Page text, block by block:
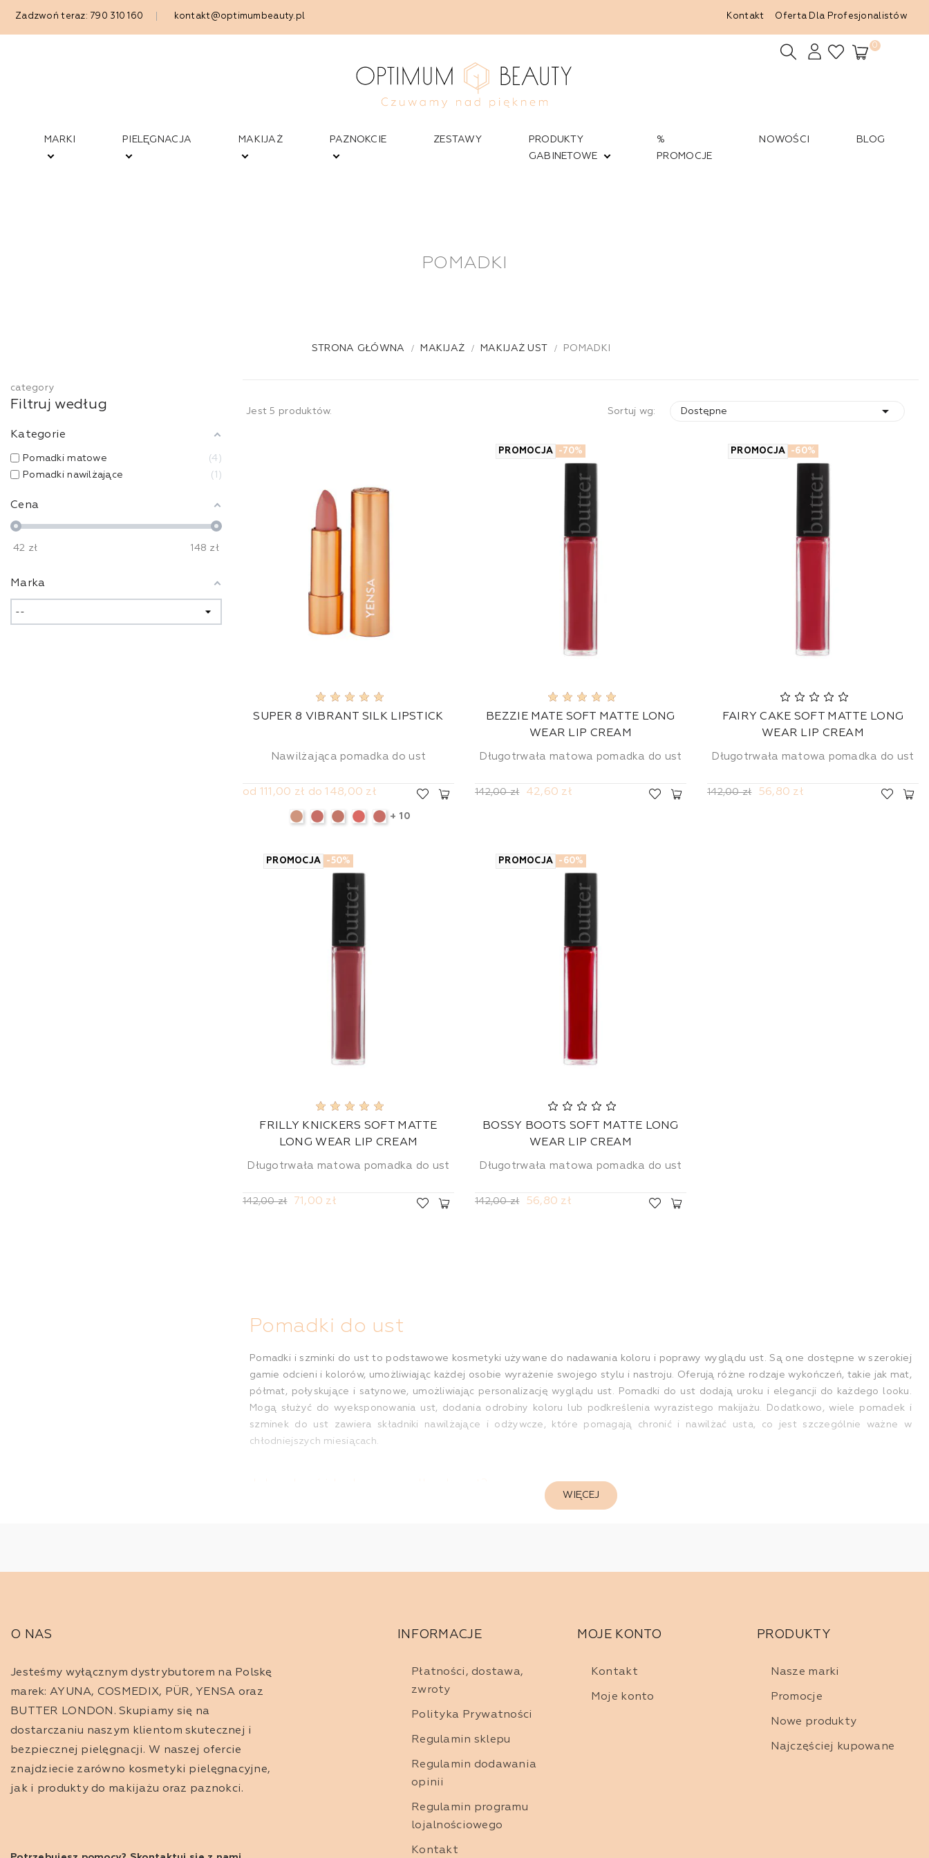
Kontakt Oferta Dla Profesjonalistów
Zadzwoń teraz: 790 310 160 kontakt@optimumbeauty.pl
0
MARKI PIELĘGNACJA MAKIJAŻ PAZNOKCIE ZESTAWY
PRODUKTY
GABINETOWE
%
PROMOCJE
NOWOŚCI BLOG
POMADKI
STRONA GŁÓWNA MAKIJAŻ MAKIJAŻ UST POMADKI
category
Filtruj według
Kategorie
Pomadki matowe
4
Pomadki nawilżające
1
Cena
42 zł 148 zł
Marka
Jest 5 produktów. Sortuj wg: Dostępne 
SUPER 8 VIBRANT SILK LIPSTICK
Nawilżająca pomadka do ust
od 111,00 zł do 148,00 zł
+ 10
PROMOCJA -70%
BEZZIE MATE SOFT MATTE LONG
WEAR LIP CREAM
Długotrwała matowa pomadka do ust
142,00 zł 42,60 zł
PROMOCJA -60%
FAIRY CAKE SOFT MATTE LONG
WEAR LIP CREAM
Długotrwała matowa pomadka do ust
142,00 zł 56,80 zł
PROMOCJA -50%
FRILLY KNICKERS SOFT MATTE
LONG WEAR LIP CREAM
Długotrwała matowa pomadka do ust
142,00 zł 71,00 zł
PROMOCJA -60%
BOSSY BOOTS SOFT MATTE LONG
WEAR LIP CREAM
Długotrwała matowa pomadka do ust
142,00 zł 56,80 zł
Pomadki do ust
Pomadki i szminki do ust to podstawowe kosmetyki używane do nadawania koloru i poprawy wyglądu ust. Są one dostępne w szerokiej
gamie odcieni i kolorów, umożliwiając każdej osobie wyrażenie swojego stylu i nastroju. Oferują różne rodzaje wykończeń, takie jak mat,
półmat, połyskujące i satynowe, umożliwiając personalizację wyglądu ust. Pomadki do ust dodają uroku i elegancji do każdego looku.
Mogą służyć do wyeksponowania ust, dodania odrobiny koloru lub podkreślenia wyrazistego makijażu. Dodatkowo, wiele pomadek i
szminek do ust zawiera składniki nawilżające i odżywcze, które pomagają chronić i nawilżać usta, co jest szczególnie ważne w
chłodniejszych miesiącach.
Wybór pomadki czy szminki do ust jest bardzo osobisty i zależy od kilku czynników. Przede wszystkim, powinnaś zdecydować, jaki efekt
Nasza oferta obejmuje pomadki i szminki do ust od renomowanych producentów, gwarantujących wysoką jakość produktów. Składniki są
klasycznej czerwonej pomadki, delikatnej nude, czy wyrazistego fioletu, znajdziesz coś dla siebie.
Różnorodność formuł pomadek do ust
to klasyczne rozwiązanie, które łączy kolor z lekkością. Są łatwe w aplikacji, a dzięki swojej kremowej konsystencji
zyskały na popularności dzięki swojej długotrwałości i intensywności koloru. Większość płynnych pomadek schnie do
matowego lub satynowego wykończenia, co sprawia, że są doskonałe dla osób szukających produktu, który przetrwa cały dzień.
zapewniają jednolite krycie z jednoczesnym nawilżeniem ust. Ich formuła jest lekka i niezwykle komfortowa, a
wykończenie często ma delikatny połysk, dodając ustom zdrowego blasku.
WIĘCEJ
O NAS
Jesteśmy wyłącznym dystrybutorem na Polskę
marek: AYUNA, COSMEDIX, PÜR, YENSA oraz
BUTTER LONDON. Skupiamy się na
dostarczaniu naszym klientom skutecznej i
bezpiecznej pielęgnacji. W naszej ofercie
znajdziecie zarówno kosmetyki pielęgnacyjne,
jak i produkty do makijażu oraz paznokci.
INFORMACJE
Płatności, dostawa,
zwroty
Polityka Prywatności
Regulamin sklepu
Regulamin dodawania
opinii
Regulamin programu
lojalnościowego
Kontakt
MOJE KONTO
Kontakt
Moje konto
PRODUKTY
Nasze marki
Promocje
Nowe produkty
Najczęściej kupowane